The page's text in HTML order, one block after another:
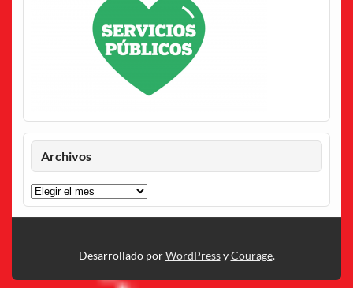
Archivos
Archivos
Desarrollado porWordPressyCourage.